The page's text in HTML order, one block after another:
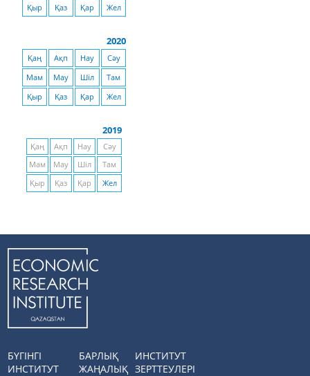
Қыр
Қаз Қар Жел
2020
Қаң Ақп Нау
Сәу
Мам
Мау Шіл
Там
Қыр
Қаз Қар Жел
2019
Қаң Ақп Нау
Сәу
Мам
Мау Шіл
Там
Қыр
Қаз Қар Жел
БҮГІНГІ
ИНСТИТУТ
БАРЛЫҚ
ЖАҢАЛЫҚ
ИНСТИТУТ
ЗЕРТТЕУЛЕРІ